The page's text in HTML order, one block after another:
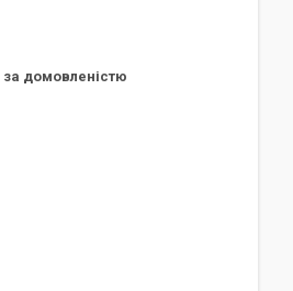
за домовленістю